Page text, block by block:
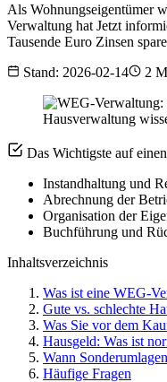
Als Wohnungseigentümer
Verwaltung hat Jetzt
Tausende Euro Zinsen
Stand: 2026-02-14
2
Das Wichtigste auf
Instandhaltung und
Abrechnung der
Organisation der
Buchführung und
Inhaltsverzeichnis
Was ist eine WEG-
Gute vs. schlechte
Was Sie vor dem
Hausgeld: Was ist
Wann
Häufige Fragen